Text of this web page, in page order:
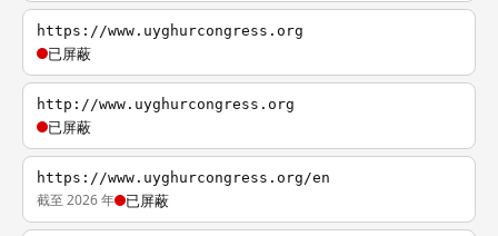
https://www.uyghurcongress.org
已屏蔽
http://www.uyghurcongress.org
已屏蔽
https://www.uyghurcongress.org/en
截至 2026 年 已屏蔽